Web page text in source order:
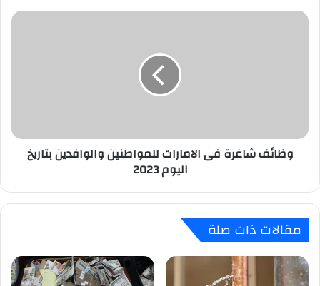
وظائف
2023
وظائف شاغرة فى الامارات للمواطنين والوافدين بتاريخ
اليوم 2023
مقالات ذات صلة